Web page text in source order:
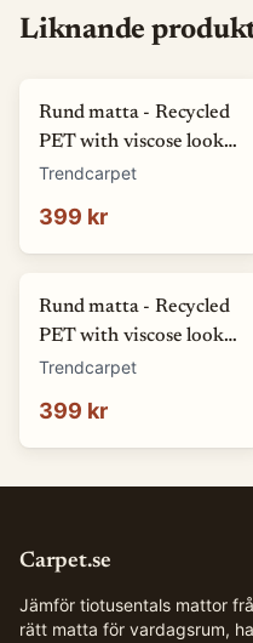
Liknande
Rund matta - Recycled
PET with viscose look
(offwhite) (Storlek: Ø
Trendcarpet
399 kr
Rund matta - Recycled
PET with viscose look
(svart) (Storlek: Ø 80
Trendcarpet
399 kr
Carpet.se
Jämför tiotusentals mattor
rätt matta för vardagsrum,